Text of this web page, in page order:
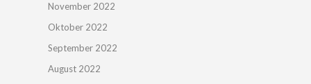
November 2022
Oktober 2022
September 2022
August 2022